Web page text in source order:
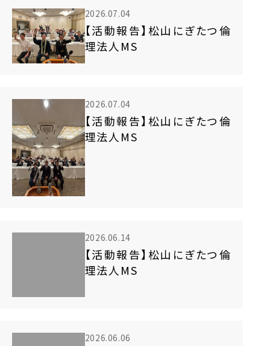
2026.07.04
【活動報告】松山にぎたつ倫
理法人MS
2026.07.04
【活動報告】松山にぎたつ倫
理法人MS
2026.06.14
【活動報告】松山にぎたつ倫
理法人MS
2026.06.06